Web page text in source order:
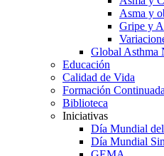
Asma y
Gripe y
Global
Educación
Calidad de Vida
Formación Continuada
Biblioteca
Iniciativas
Día Mundial
Día Mundial